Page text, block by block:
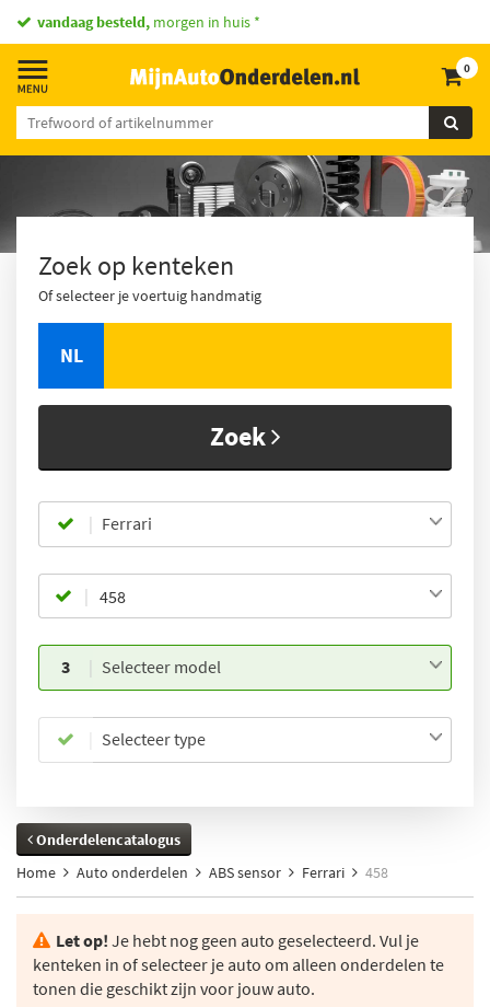
vandaag besteld, morgen in huis *
0
Zoek op kenteken
Of selecteer je voertuig handmatig
NL
Zoek
Ferrari
3 Selecteer model
Selecteer type
Onderdelencatalogus
Home
Auto onderdelen ABS sensor Ferrari 458
Let op! Je hebt nog geen auto geselecteerd. Vul je
kenteken in of selecteer je auto om alleen onderdelen te
tonen die geschikt zijn voor jouw auto.